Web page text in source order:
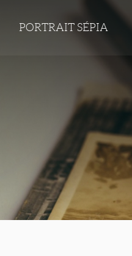
PORTRAIT SÉPIA